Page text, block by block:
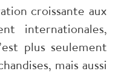
croissante aux
internationales,
plus seulement
mais aussi